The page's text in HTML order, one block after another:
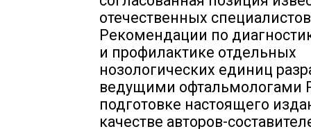
отечественных
Рекомендации по
и профилактике отдельных
нозологических единиц
ведущими офтальмологами
подготовке настоящего
качестве авторов-